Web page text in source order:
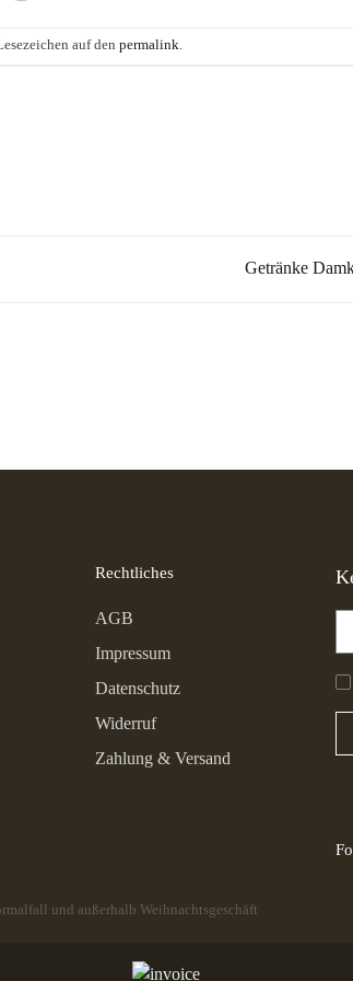
auf den permalink.
Getränke
Rechtliches
AGB
Impressum
Datenschutz
Widerruf
Zahlung & Versand
und außerhalb Weihnachtsgeschäft